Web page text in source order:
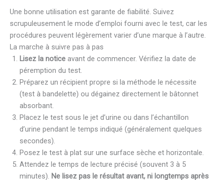
Une bonne utilisation est garante de fiabilité. Suivez
scrupuleusement le mode d’emploi fourni avec le test, car les
procédures peuvent légèrement varier d’une marque à l’autre.
La marche à suivre pas à pas
Lisez la notice avant de commencer. Vérifiez la date de
péremption du test.
Préparez un récipient propre si la méthode le nécessite
(test à bandelette) ou dégainez directement le bâtonnet
absorbant.
Placez le test sous le jet d’urine ou dans l’échantillon
d’urine pendant le temps indiqué (généralement quelques
secondes).
Posez le test à plat sur une surface sèche et horizontale.
Attendez le temps de lecture précisé (souvent 3 à 5
minutes). Ne lisez pas le résultat avant, ni longtemps après